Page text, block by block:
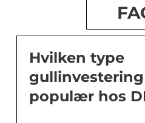
Hvilken type
populær hos